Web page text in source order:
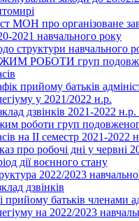
МОН про організоване
2021 навчального року
структури навчального
РОБОТИ груп
прийому батьків
у 2021/2022 н.р.
дзвінків 2021-2022 н.р.
роботи груп
на ІІ семестр 2021-2022
про робочі дні у червні
дії воєнного стану
2022/2023
дзвінків
прийому батьків членами
на 2022/2023